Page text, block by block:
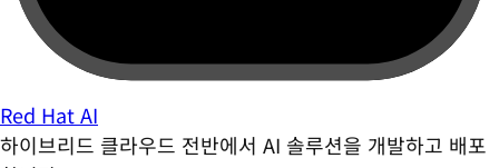
Red Hat AI
하이브리드 클라우드 전반에서 AI 솔루션을 개발하고 배포